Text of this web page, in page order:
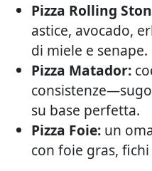
Pizza Rolling
astice, avocado,
di miele e senape.
Pizza Matador:
su base perfetta.
Pizza Foie: un
con foie gras,